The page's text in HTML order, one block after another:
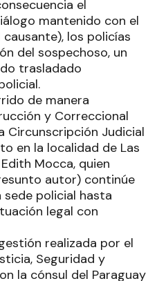
el
mantenido con el
los policías
del sospechoso, un
trasladado
de manera
y Correccional
Circunscripción Judicial
en la localidad de Las
Mocca, quien
autor) continúe
policial hasta
legal con
realizada por el
Seguridad y
la cónsul del Paraguay